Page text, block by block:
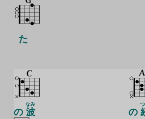
た
の 波
なみ
の